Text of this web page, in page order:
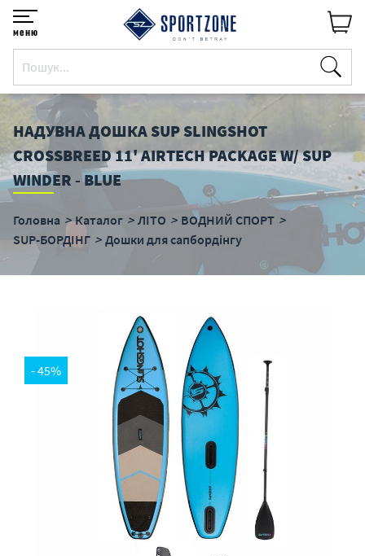
меню
НАДУВНА ДОШКА SUP SLINGSHOT
CROSSBREED 11' AIRTECH PACKAGE W/ SUP
WINDER - BLUE
Головна Каталог ЛІТО
ВОДНИЙ СПОРТ
SUP-БОРДІНГ
Дошки для сапбордінгу
- 45%